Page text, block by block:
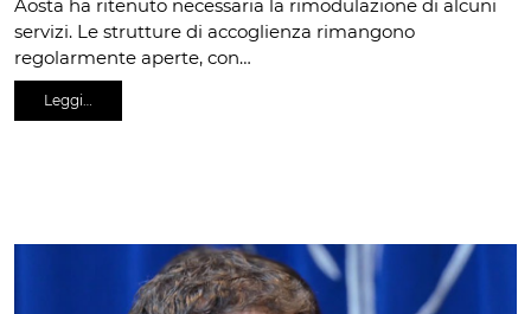
Aosta ha ritenuto necessaria la rimodulazione di alcuni
servizi. Le strutture di accoglienza rimangono
regolarmente aperte, con…
Leggi…